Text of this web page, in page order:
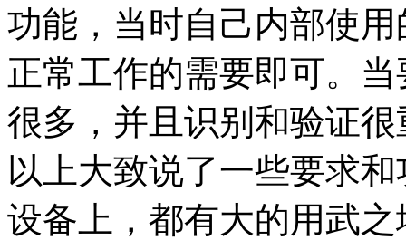
功能，当时自己内部使
正常工作的需要即可。
很多，并且识别和验证很
以上大致说了一些要求
设备上，都有大的用武